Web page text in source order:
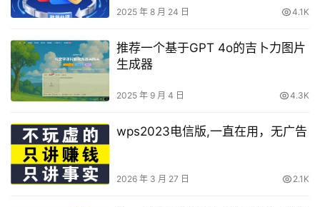
2025 年 8 月 24 日 4.1K
推荐一个基于GPT 4o的吉卜力图片
生成器
2025 年 9 月 4 日 4.3K
wps2023电信版,一直在用，无广告
2026 年 3 月 27 日 2.1K